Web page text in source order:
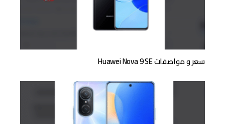
سعر و مواصفات Huawei Nova 9 SE